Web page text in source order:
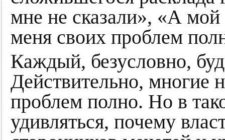
мне не сказали», «А
меня своих проблем
Каждый, безусловно,
Действительно, многие
проблем полно. Но в
удивляться, почему